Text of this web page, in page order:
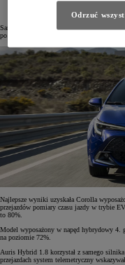
Samochody miały pięciokrotnie pokonać
po suchej nawierzchni w temperaturze kilku
Najlepsze wyniki uzyskała Corolla
przejazdów pomiary czasu jazdy w trybie
to 80%.
Model wyposażony w napęd hybrydowy 4.
na poziomie 72%.
Auris Hybrid 1.8 korzystał z samego
przejazdach system telemetryczny
Odrzuć